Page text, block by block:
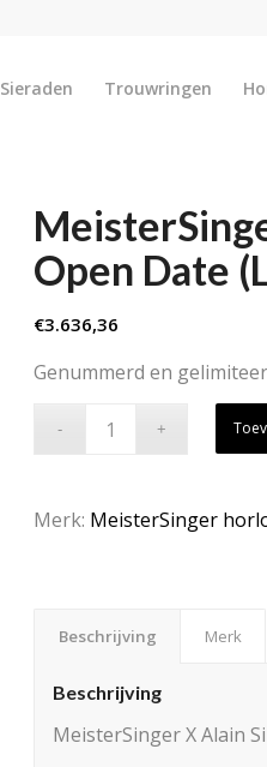
Sieraden Trouwringen
Open Date
€3.636,36
Genummerd en
Merk: MeisterSinger
Beschrijving Merk
Beschrijving
MeisterSinger X Alain